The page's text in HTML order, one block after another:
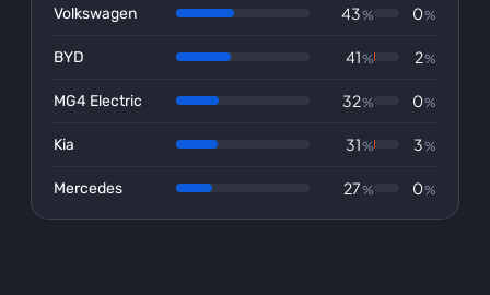
Volkswagen 43% 0%
BYD 41% 2%
MG4 Electric 32% 0%
Kia 31% 3%
Mercedes 27% 0%